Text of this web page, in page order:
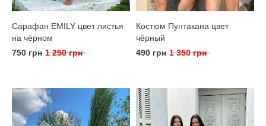
Сарафан EMILY цвет листья
на чёрном
750 грн 1 250 грн
Костюм Пунтакана цвет
чёрный
490 грн 1 350 грн